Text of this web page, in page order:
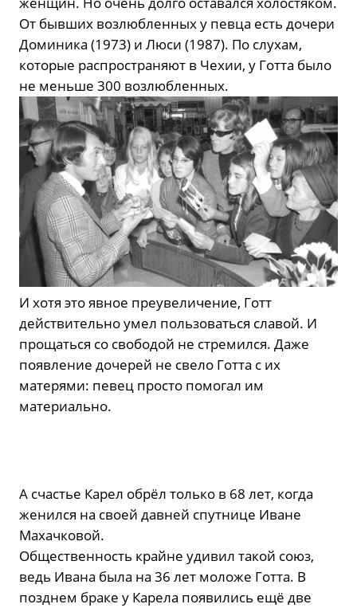
От бывших возлюбленных у певца есть дочери
Доминика (1973) и Люси (1987). По слухам,
которые распространяют в Чехии, у Готта было
не меньше 300 возлюбленных.
И хотя это явное преувеличение, Готт
действительно умел пользоваться славой. И
прощаться со свободой не стремился. Даже
появление дочерей не свело Готта с их
матерями: певец просто помогал им
материально.
А счастье Карел обрёл только в 68 лет, когда
женился на своей давней спутнице Иване
Махачковой.
Общественность крайне удивил такой союз,
ведь Ивана была на 36 лет моложе Готта. В
позднем браке у Карела появились ещё две